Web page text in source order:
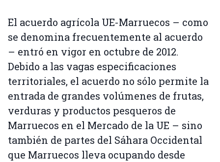
El acuerdo agrícola UE-Marruecos – como
se denomina frecuentemente al acuerdo
– entró en vigor en octubre de 2012.
Debido a las vagas especificaciones
territoriales, el acuerdo no sólo permite la
entrada de grandes volúmenes de frutas,
verduras y productos pesqueros de
Marruecos en el Mercado de la UE – sino
también de partes del Sáhara Occidental
que Marruecos lleva ocupando desde